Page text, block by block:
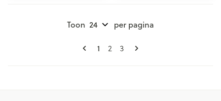
Pagina's
U lees momenteel pagina
1 Pagina
2 Pagina
3
Toon per pagina